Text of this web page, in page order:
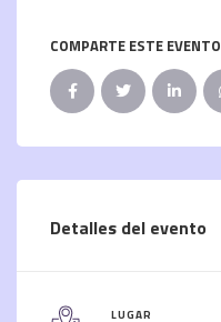
COMPARTE ESTE EVENTO
Detalles del evento
LUGAR